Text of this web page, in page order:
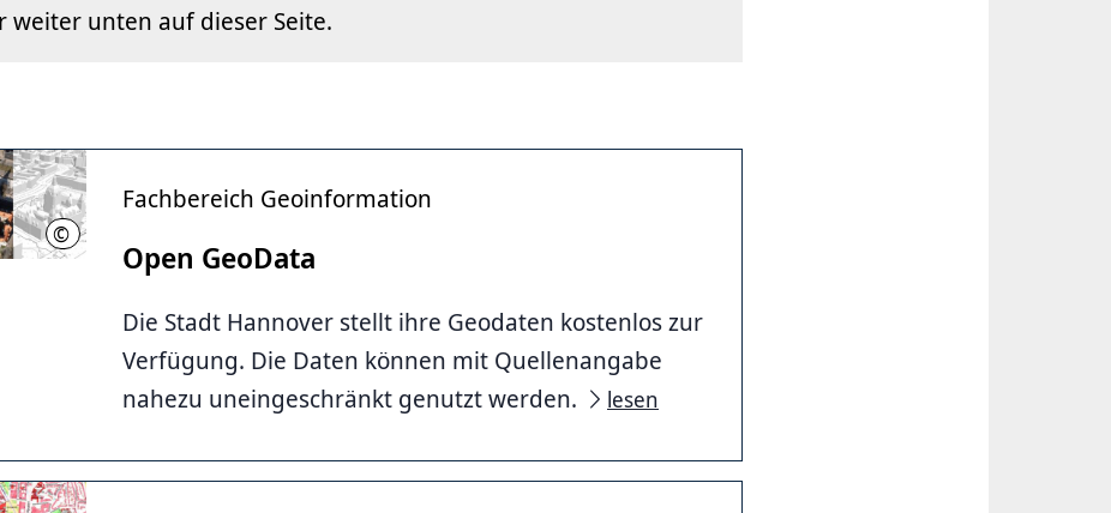
weiter unten auf dieser Seite.
© LHH
Fachbereich Geoinformation
Open GeoData
Die Stadt Hannover stellt ihre Geodaten kostenlos zur
Verfügung. Die Daten können mit Quellenangabe
nahezu uneingeschränkt genutzt werden.
lesen